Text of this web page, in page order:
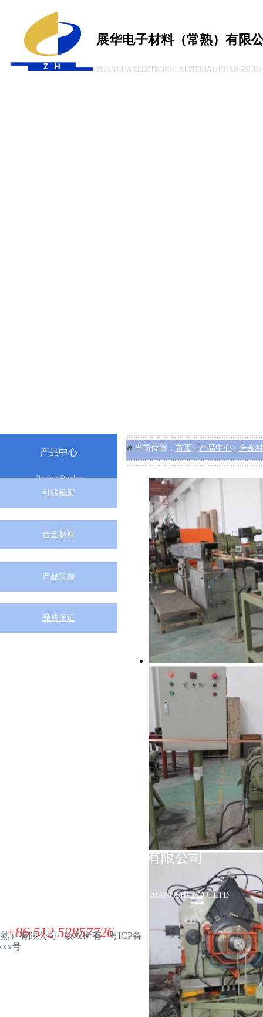
展华电子材料（常熟）有限
ZHANHUA ELECTRONIC MATERIAL(CHANGSHU)
当前位置： 首页 > 产品中心> 合金
产品中心
Product Display
引线框架
合金材料
产品实现
品质保证
展华电子材料（常熟）有限公司
ZHANHUA ELECTRONIC MATERIAL(CHANGSHU) CO. LTD
+86 512 52857726
）有限公司 版权所有 粤ICP备
号